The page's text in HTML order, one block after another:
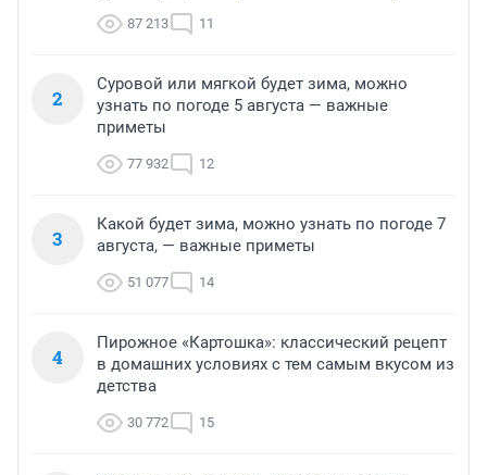
87 213 11
2
Суровой или мягкой будет зима, можно
узнать по погоде 5 августа — важные
приметы
77 932 12
3
Какой будет зима, можно узнать по погоде 7
августа, — важные приметы
51 077 14
4
Пирожное «Картошка»: классический рецепт
в домашних условиях с тем самым вкусом из
детства
30 772 15